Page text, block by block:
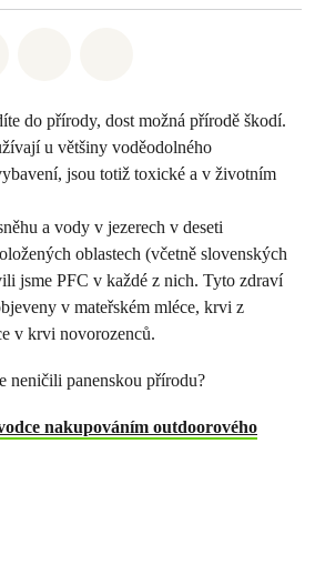
do přírody, dost možná přírodě škodí.
u většiny voděodolného
jsou totiž toxické a v životním
a vody v jezerech v deseti
oblastech (včetně slovenských
jsme PFC v každé z nich. Tyto zdraví
v mateřském mléce, krvi z
v krvi novorozenců.
neničili panenskou přírodu?
nakupováním outdoorového